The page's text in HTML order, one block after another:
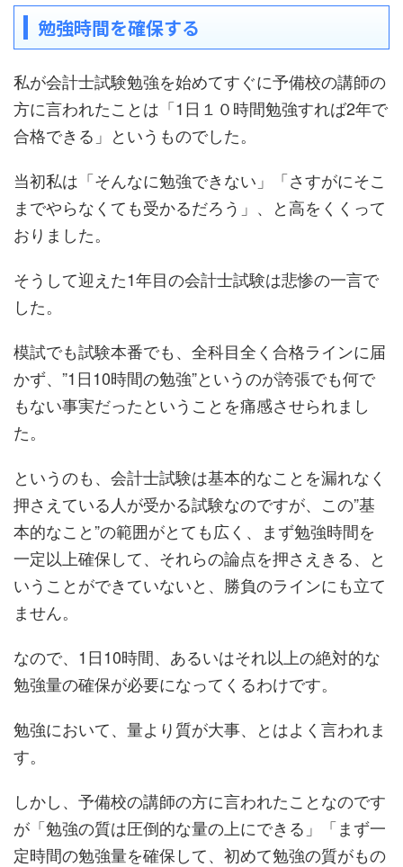
勉強時間を確保する
私が会計士試験勉強を始めてすぐに予備校の講師の
方に言われたことは「1日１０時間勉強すれば2年で
合格できる」というものでした。
当初私は「そんなに勉強できない」「さすがにそこ
までやらなくても受かるだろう」、と高をくくって
おりました。
そうして迎えた1年目の会計士試験は悲惨の一言で
した。
模試でも試験本番でも、全科目全く合格ラインに届
かず、”1日10時間の勉強”というのが誇張でも何で
もない事実だったということを痛感させられまし
た。
というのも、会計士試験は基本的なことを漏れなく
押さえている人が受かる試験なのですが、この”基
本的なこと”の範囲がとても広く、まず勉強時間を
一定以上確保して、それらの論点を押さえきる、と
いうことができていないと、勝負のラインにも立て
ません。
なので、1日10時間、あるいはそれ以上の絶対的な
勉強量の確保が必要になってくるわけです。
勉強において、量より質が大事、とはよく言われま
す。
しかし、予備校の講師の方に言われたことなのです
が「勉強の質は圧倒的な量の上にできる」「まず一
定時間の勉強量を確保して、初めて勉強の質がもの